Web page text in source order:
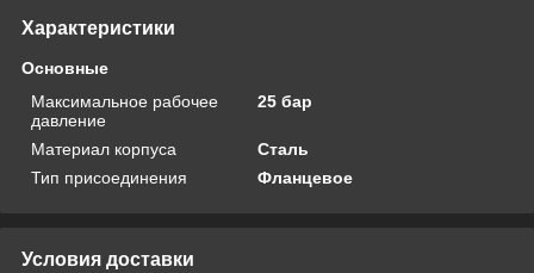
Характеристики
Основные
Максимальное рабочее
давление
25 бар
Материал корпуса
Сталь
Тип присоединения
Фланцевое
Условия доставки